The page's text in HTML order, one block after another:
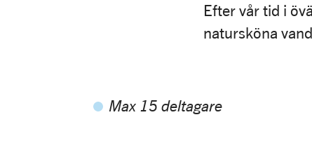
Efter vår tid i
natursköna
Max 15 deltagare